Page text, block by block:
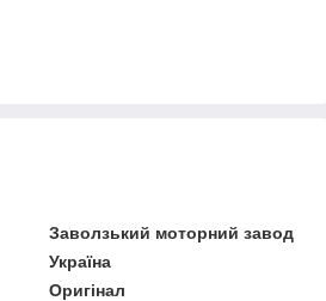
Заволзький моторний завод
Україна
Оригінал